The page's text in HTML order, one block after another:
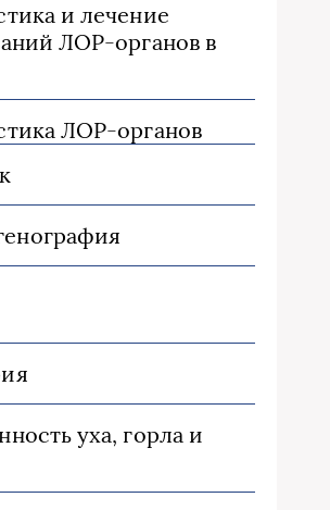
и лечение
ЛОР-органов в
ЛОР-органов
уха, горла и